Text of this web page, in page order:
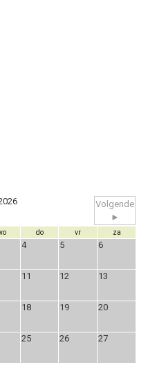
Volgende
►
do vr za
4 5 6
11 12 13
18 19 20
25 26 27